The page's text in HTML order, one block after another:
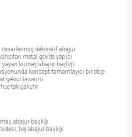
dekoratif abajur
metal gövde yapısı
kumaş abajur başlığı
konsept tamamlayıcı bir obje
çekici tasarım
tak çalıştır
abajur başlığı
bej abajur başlığı